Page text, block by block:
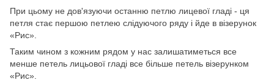
При цьому не дов'язуючи останню петлю лицевої гладі - ця
петля стає першою петлею слідуючого ряду і йде в візерунок
«Рис».
Таким чином з кожним рядом у нас залишатиметься все
менше петель лицьової гладі все більше петель візерунком
«Рис».